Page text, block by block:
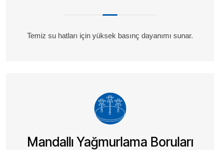
Temiz su hatları için yüksek basınç dayanımı sunar.
Mandallı Yağmurlama Boruları